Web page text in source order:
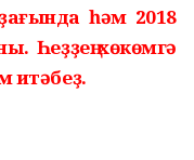
һәм 2018
Һеҙҙең хөкөмгә
итәбеҙ.